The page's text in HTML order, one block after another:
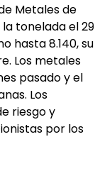
Metales de
la tonelada el 29
hasta 8.140, su
Los metales
pasado y el
Los
riesgo y
por los